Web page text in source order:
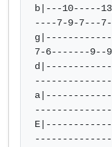
b|---10-----
----7-9-7---
7-6-------9--